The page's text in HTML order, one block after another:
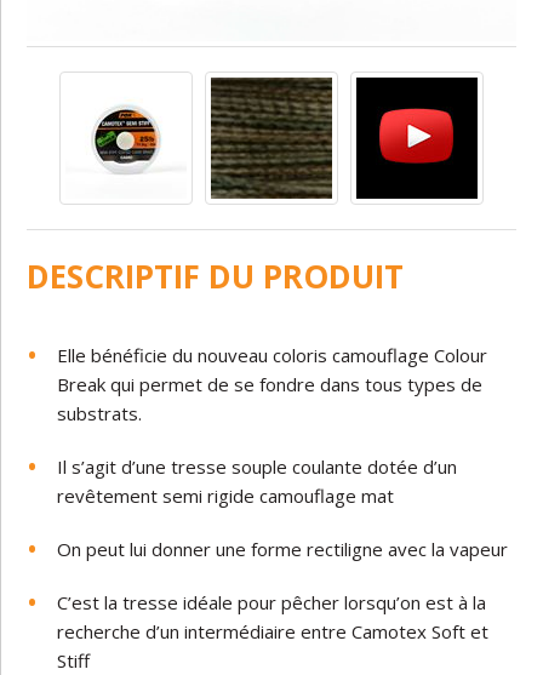
DESCRIPTIF DU PRODUIT
Elle bénéficie du nouveau coloris camouflage Colour
Break qui permet de se fondre dans tous types de
substrats.
Il s’agit d’une tresse souple coulante dotée d’un
revêtement semi rigide camouflage mat
On peut lui donner une forme rectiligne avec la vapeur
C’est la tresse idéale pour pêcher lorsqu’on est à la
recherche d’un intermédiaire entre Camotex Soft et
Stiff